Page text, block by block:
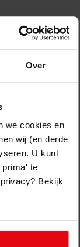
Over
we cookies en
wij (en derde
U kunt
te
Bekijk